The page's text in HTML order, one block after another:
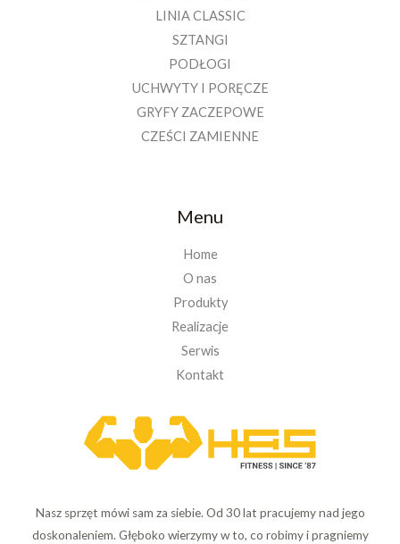
LINIA CLASSIC
SZTANGI
PODŁOGI
UCHWYTY I PORĘCZE
GRYFY ZACZEPOWE
CZEŚCI ZAMIENNE
Menu
Home
O nas
Produkty
Realizacje
Serwis
Kontakt
Nasz sprzęt mówi sam za siebie. Od 30 lat pracujemy nad jego
doskonaleniem. Głęboko wierzymy w to, co robimy i pragniemy